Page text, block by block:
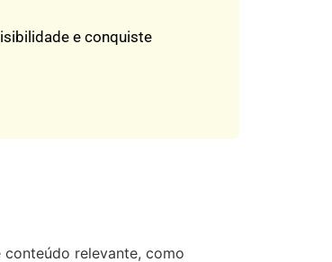
e conquiste
relevante, como